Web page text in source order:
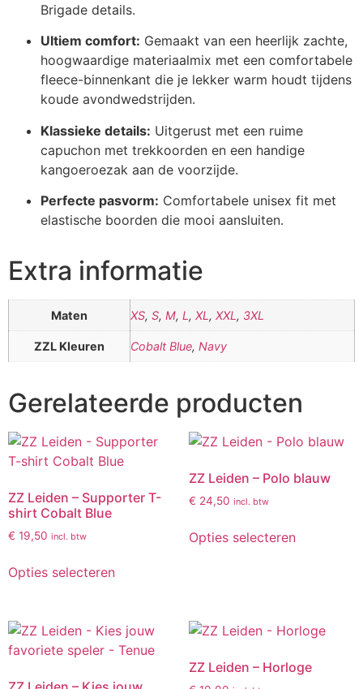
Brigade details.
Ultiem comfort: Gemaakt van een heerlijk zachte,
hoogwaardige materiaalmix met een comfortabele
fleece-binnenkant die je lekker warm houdt tijdens
koude avondwedstrijden.
Klassieke details: Uitgerust met een ruime
capuchon met trekkoorden en een handige
kangoeroezak aan de voorzijde.
Perfecte pasvorm: Comfortabele unisex fit met
elastische boorden die mooi aansluiten.
Extra informatie
Maten XS, S, M, L , XL , XXL , 3XL
ZZL Kleuren Cobalt Blue, Navy
Gerelateerde producten
ZZ Leiden – Supporter T-
shirt Cobalt Blue
€ 19,50 incl. btw
Opties selecteren
ZZ Leiden – Polo blauw
€ 24,50 incl. btw
Opties selecteren
ZZ Leiden – Horloge